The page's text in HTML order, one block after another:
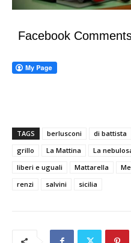
Facebook
TAGS berlusconi di battista
grillo
La Mattina La
liberi e uguali
Mattarella
renzi
salvini sicilia